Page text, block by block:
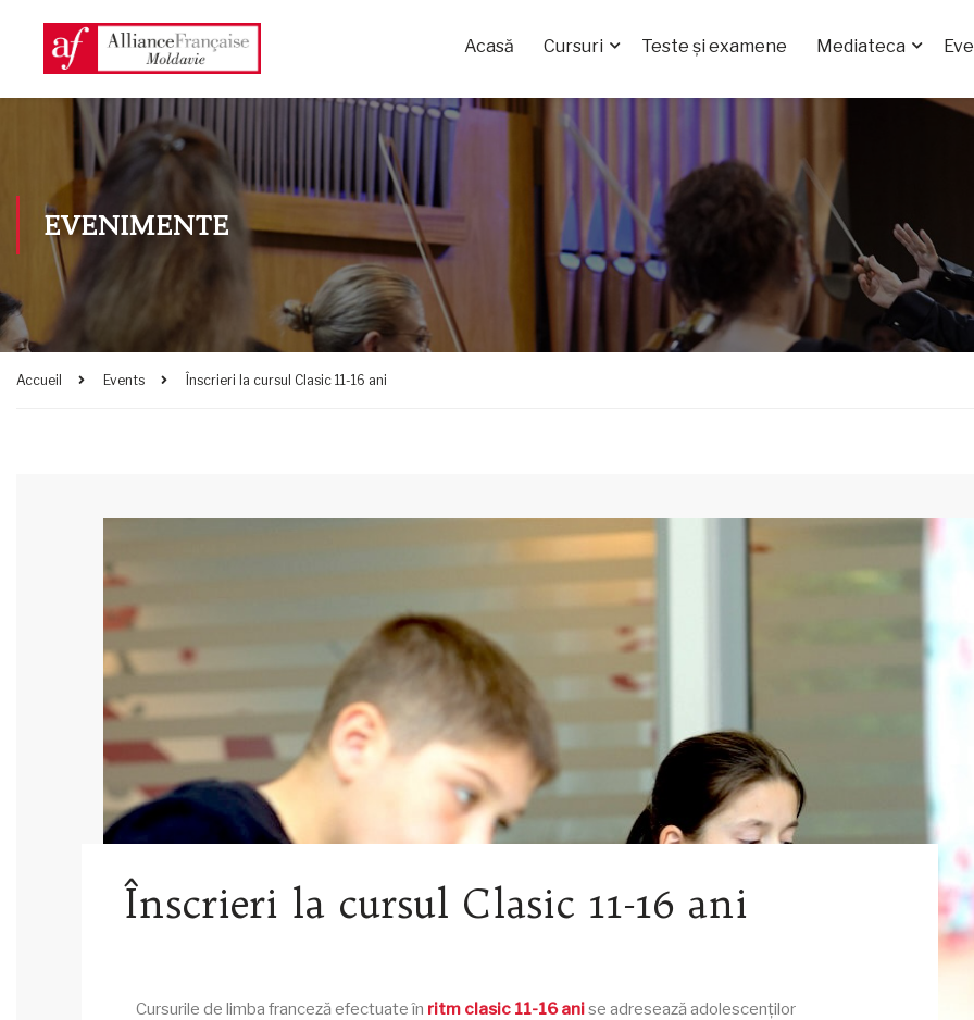
Acasă Cursuri Teste și examene Mediateca
EVENIMENTE
Accueil Events Înscrieri la cursul Clasic 11-16 ani
Înscrieri la cursul Clasic 11-16 ani
Cursurile de limba franceză efectuate în ritm clasic 11-16 anise adresează adolescenților